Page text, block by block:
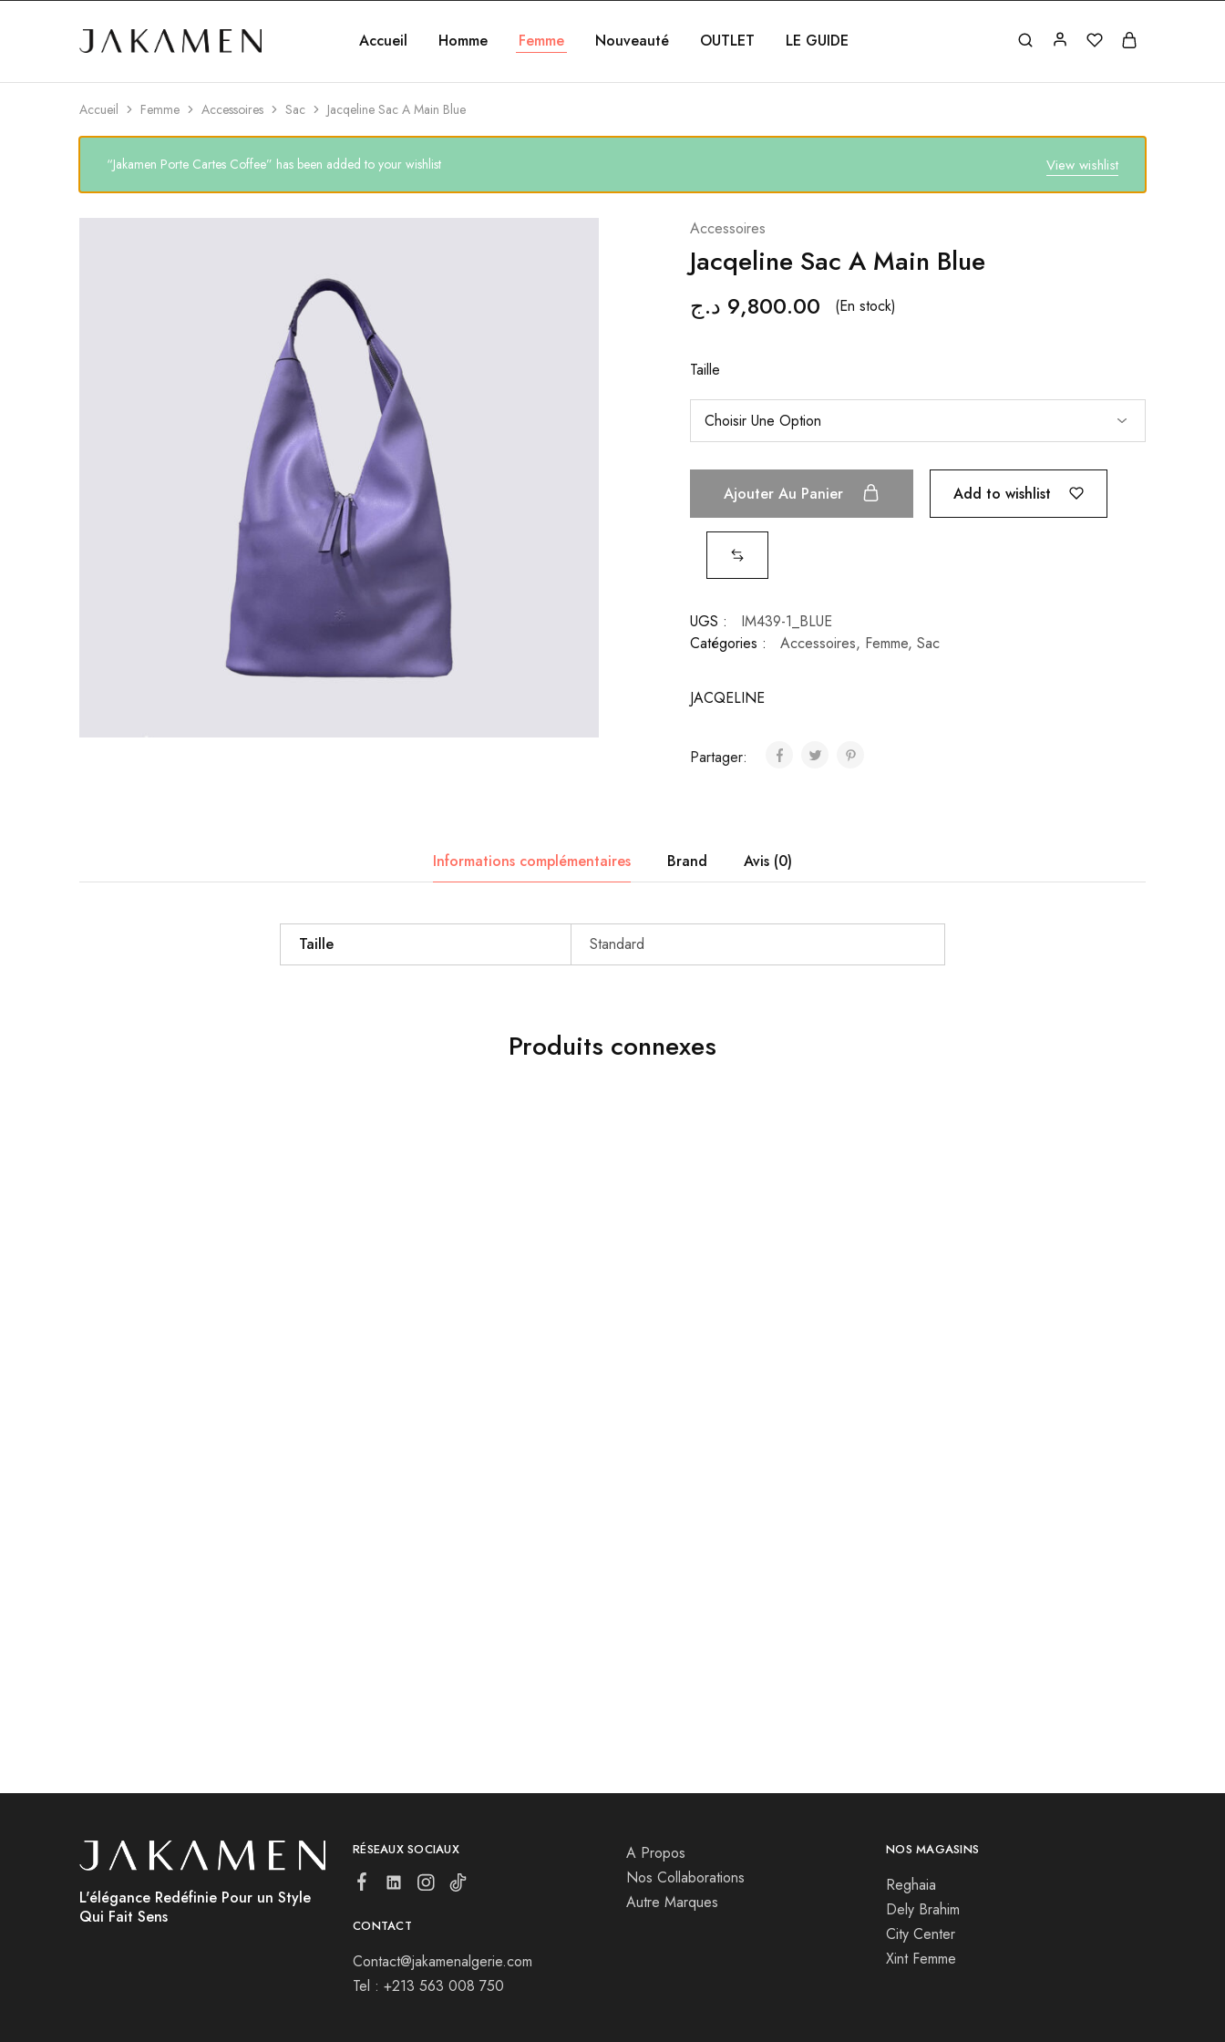
Jakamen Accueil Homme Femme Nouveauté OUTLET LE GUIDE
Accueil Femme Accessoires Sac Jacqeline Sac A Main Blue
View wishlist
“Jakamen Porte Cartes Coffee” has been added to your wishlist
Accessoires
Jacqeline Sac A Main Blue
9,800.00 د.ج (En stock)
Taille
Ajouter Au Panier Add to wishlist
UGS :
IM439-1_BLUE
Catégories :
Accessoires, Femme, Sac
JACQELINE
Partager:
Informations complémentaires Brand Avis (0)
Taille Standard
Produits connexes
L'élégance Redéfinie Pour un Style
Qui Fait Sens
RÉSEAUX SOCIAUX
CONTACT
Contact@jakamenalgerie.com
Tel : +213 563 008 750
A Propos
Nos Collaborations
Autre Marques
NOS MAGASINS
Reghaia
Dely Brahim
City Center
Xint Femme